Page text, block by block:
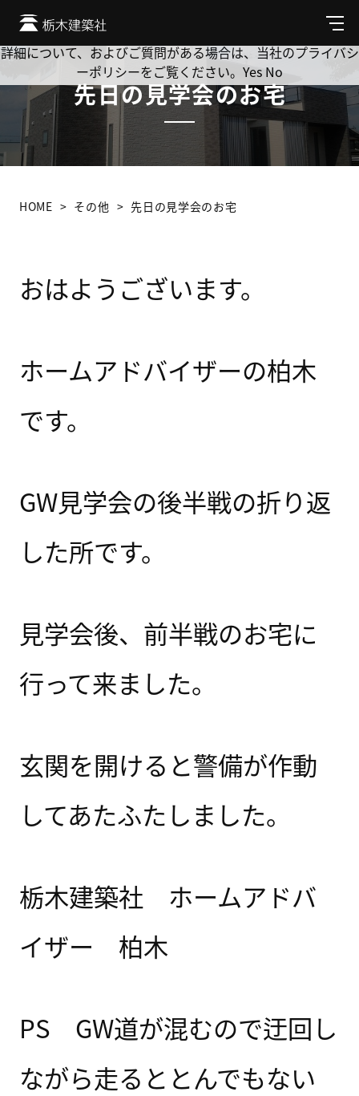
メ
ニ
ュ
先日の見学会のお宅
HOME その他 先日の見学会のお宅
おはようございます。
ホームアドバイザーの柏木
です。
GW見学会の後半戦の折り返
した所です。
見学会後、前半戦のお宅に
行って来ました。
玄関を開けると警備が作動
してあたふたしました。
栃木建築社 ホームアドバ
イザー 柏木
PS GW道が混むので迂回し
ながら走るととんでもない
Cookie を使用して、お客様の活動を追跡してもよろしいです
か? 当社ではお客様のプライバシーを極めて重視しています。
詳細について、およびご質問がある場合は、当社のプライバシ
ーポリシーをご覧ください。 Yes No